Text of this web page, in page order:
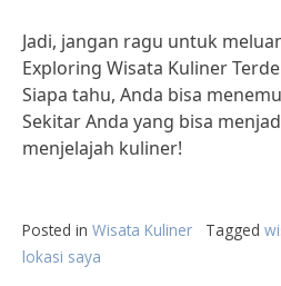
Jadi, jangan ragu untuk
Exploring Wisata Kuliner
Siapa tahu, Anda bisa
Sekitar Anda yang bisa
menjelajah kuliner!
Posted in Wisata Kuliner Tagged
lokasi saya